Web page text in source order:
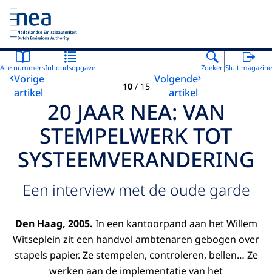
Naar de homepage van Nederlandse Emissieautoriteit
Alle nummersInhoudsopgave Zoeken Sluit magazine
Vorige
artikel
10 / 15
Volgende
artikel
20 JAAR NEA: VAN
STEMPELWERK TOT
SYSTEEMVERANDERING
Een interview met de oude garde
Den Haag, 2005. In een kantoorpand aan het Willem
Witseplein zit een handvol ambtenaren gebogen over
stapels papier. Ze stempelen, controleren, bellen… Ze
werken aan de implementatie van het